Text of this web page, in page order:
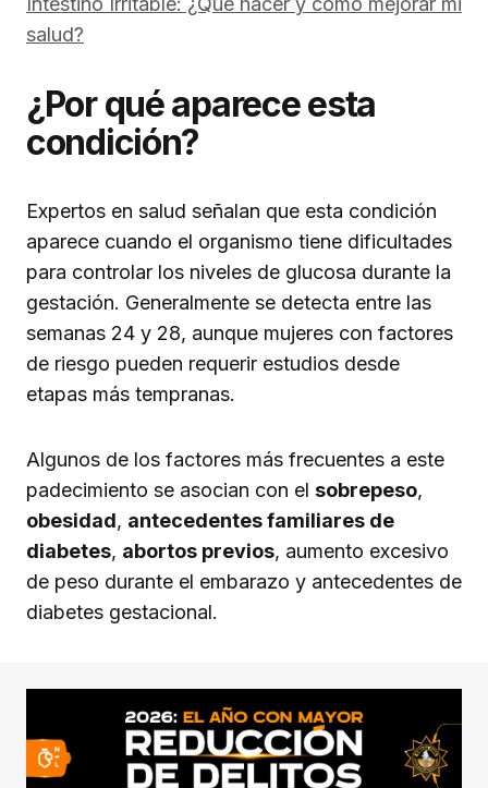
salud?
¿Por qué aparece esta
condición?
Expertos en salud señalan que esta condición
aparece cuando el organismo tiene dificultades
para controlar los niveles de glucosa durante la
gestación. Generalmente se detecta entre las
semanas 24 y 28, aunque mujeres con factores
de riesgo pueden requerir estudios desde
etapas más tempranas.
Algunos de los factores más frecuentes a este
padecimiento se asocian con el sobrepeso,
obesidad, antecedentes familiares de
diabetes, abortos previos, aumento excesivo
de peso durante el embarazo y antecedentes de
diabetes gestacional.